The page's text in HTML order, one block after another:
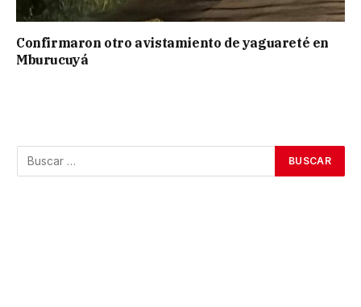
Confirmaron otro avistamiento de yaguareté en
Mburucuyá